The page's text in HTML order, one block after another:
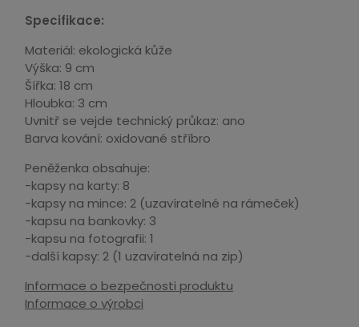
Specifikace:
Materiál: ekologická kůže
Výška: 9 cm
Šířka: 18 cm
Hloubka: 3 cm
Uvnitř se vejde technický průkaz: ano
Barva kování: oxidované stříbro
Peněženka obsahuje:
-kapsy na karty: 8
-kapsy na mince: 2 (uzavíratelné na rámeček)
-kapsu na bankovky: 3
-kapsu na fotografii: 1
-další kapsy: 2 (1 uzavíratelná na zip)
Informace o bezpečnosti produktu
Informace o výrobci